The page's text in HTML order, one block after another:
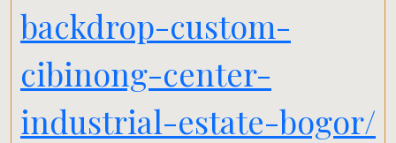
backdrop-custom-
cibinong-center-
industrial-estate-bogor/